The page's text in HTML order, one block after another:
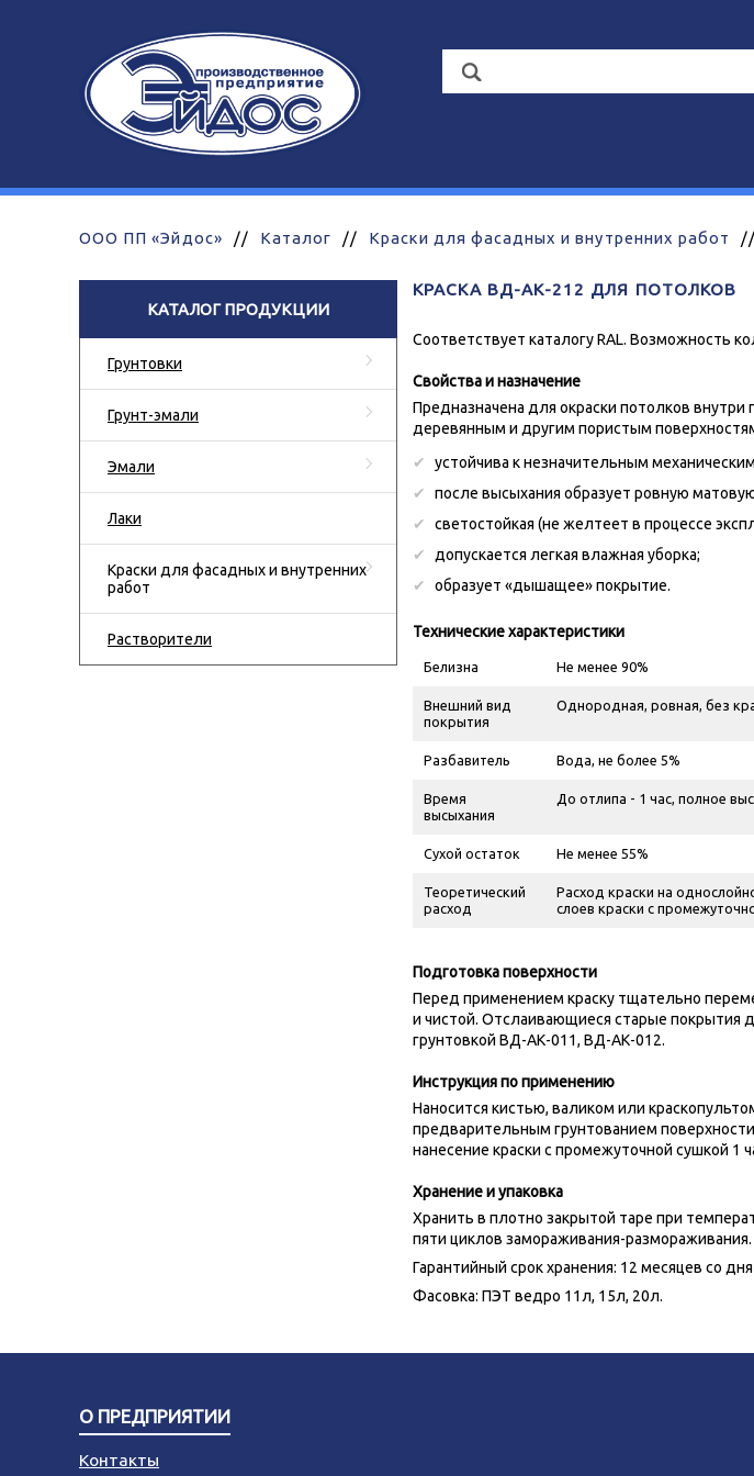
ООО ПП «Эйдос» // Каталог // Краски для фасадных и внутренних работ //
КАТАЛОГ ПРОДУКЦИИ
Грунтовки
Грунт-эмали
Эмали
Лаки
Краски для фасадных и внутренних
работ
Растворители
КРАСКА ВД-АК-212 ДЛЯ ПОТОЛКОВ
Соответствует каталогу RAL. Возможность
Свойства и назначение
Предназначена для окраски потолков
деревянным и другим пористым
устойчива к незначительным
после высыхания образует ровную
светостойкая (не желтеет в процессе
допускается легкая влажная уборка;
образует «дышащее» покрытие.
Технические характеристики
Белизна Не менее 90%
Внешний вид
покрытия
Однородная, ровная, без
Разбавитель Вода, не более 5%
Время
высыхания
До отлипа - 1 час, полное
Сухой остаток Не менее 55%
Теоретический
расход
Расход краски на
слоев краски с
Подготовка поверхности
Перед применением краску тщательно
и чистой. Отслаивающиеся старые покрытия
грунтовкой ВД-АК-011, ВД-АК-012.
Инструкция по применению
Наносится кистью, валиком или
предварительным грунтованием
нанесение краски с промежуточной сушкой 1
Хранение и упаковка
Хранить в плотно закрытой таре при
пяти циклов замораживания-размораживания.
Гарантийный срок хранения: 12 месяцев со
Фасовка: ПЭТ ведро 11л, 15л, 20л.
О ПРЕДПРИЯТИИ
Контакты